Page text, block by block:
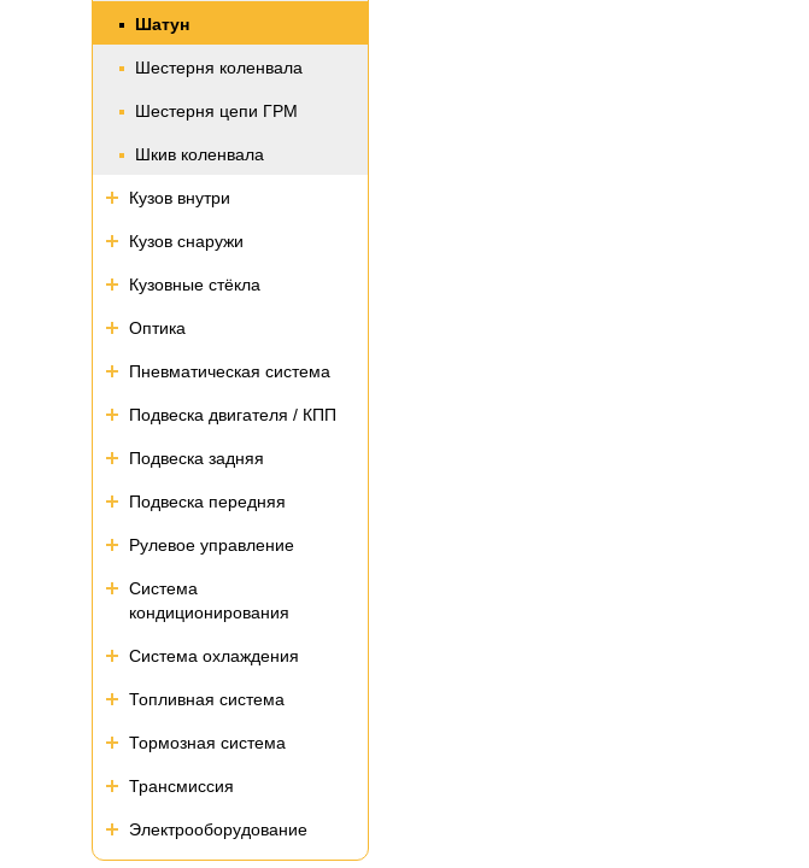
Шатун
Шестерня коленвала
Шестерня цепи ГРМ
Шкив коленвала
Кузов внутри
Кузов снаружи
Кузовные стёкла
Оптика
Пневматическая система
Подвеска двигателя / КПП
Подвеска задняя
Подвеска передняя
Рулевое управление
Система
кондиционирования
Система охлаждения
Топливная система
Тормозная система
Трансмиссия
Электрооборудование